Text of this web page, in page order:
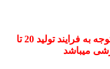
زمان تحویل محصولات سفارشی ساز با توجه به فرایند تولید 20 تا